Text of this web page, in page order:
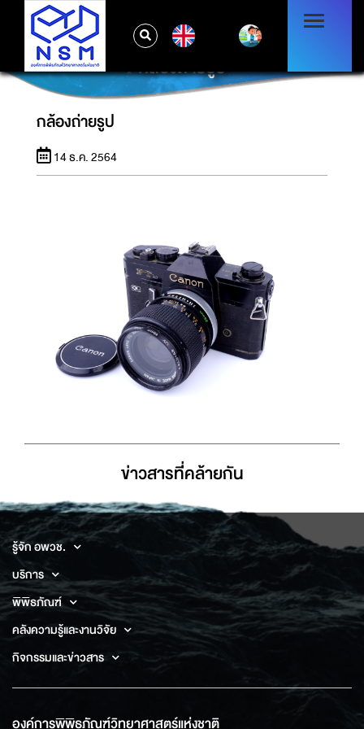
กล้องถ่ายรูป
กล้องถ่ายรูป
14 ธ.ค. 2564
ข่าวสารที่่คล้ายกัน
รู้จัก อพวช.
บริการ
พิพิธภัณฑ์
คลังความรู้และงานวิจัย
กิจกรรมและข่าวสาร
องค์การพิพิธภัณฑ์วิทยาศาสตร์แห่งชาติ